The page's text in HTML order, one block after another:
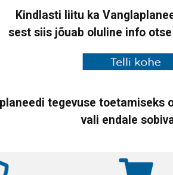
Kindlasti liitu ka
sest siis jõuab oluline info
tegevuse toetamiseks
vali endale